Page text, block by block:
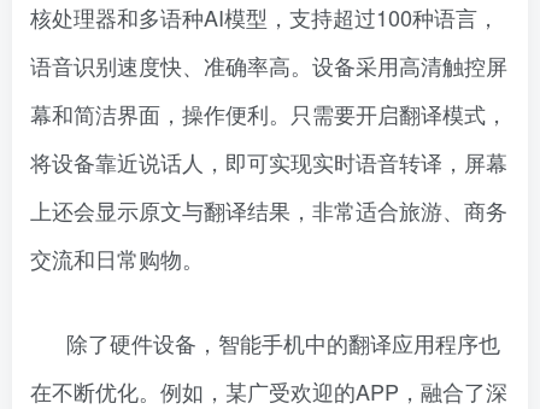
核处理器和多语种AI模型，支持超过100种语言，
语音识别速度快、准确率高。设备采用高清触控屏
幕和简洁界面，操作便利。只需要开启翻译模式，
将设备靠近说话人，即可实现实时语音转译，屏幕
上还会显示原文与翻译结果，非常适合旅游、商务
交流和日常购物。
除了硬件设备，智能手机中的翻译应用程序也
在不断优化。例如，某广受欢迎的APP，融合了深